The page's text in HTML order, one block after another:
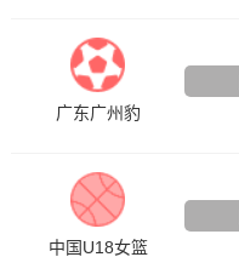
广东广州豹
中国U18女篮